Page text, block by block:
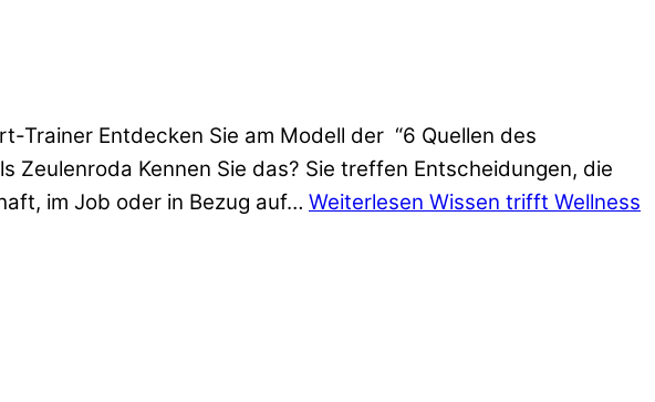
Trainer Entdecken Sie am Modell der “6 Quellen des
Kennen Sie das? Sie treffen Entscheidungen, die
im Job oder in Bezug auf… Weiterlesen Wissen trifft Wellness